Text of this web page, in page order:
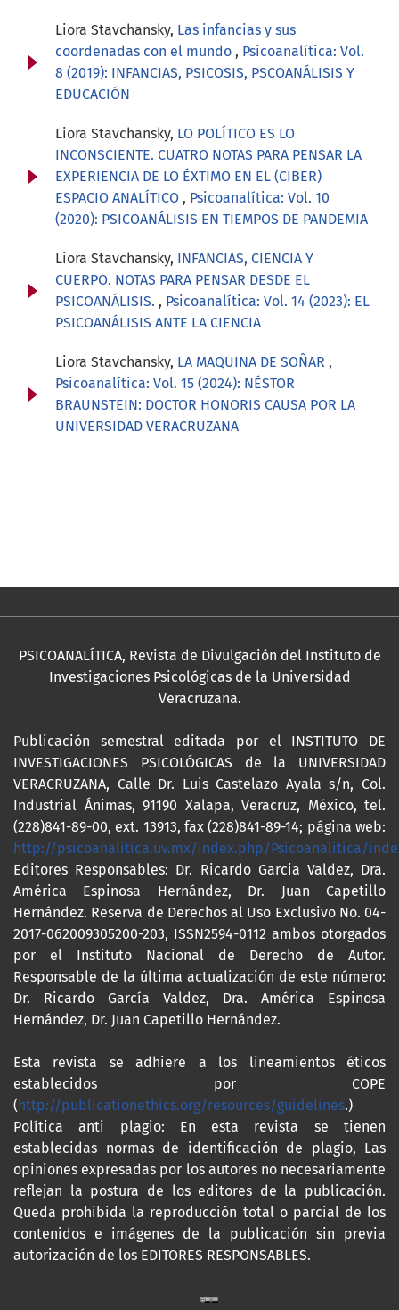
Liora Stavchansky, Las infancias y sus
coordenadas con el mundo , Psicoanalítica: Vol.
8 (2019): INFANCIAS, PSICOSIS, PSCOANÁLISIS Y
EDUCACIÓN
Liora Stavchansky, LO POLÍTICO ES LO
INCONSCIENTE. CUATRO NOTAS PARA PENSAR LA
EXPERIENCIA DE LO ÉXTIMO EN EL (CIBER)
ESPACIO ANALÍTICO , Psicoanalítica: Vol. 10
(2020): PSICOANÁLISIS EN TIEMPOS DE PANDEMIA
Liora Stavchansky, INFANCIAS, CIENCIA Y
CUERPO. NOTAS PARA PENSAR DESDE EL
PSICOANÁLISIS. , Psicoanalítica: Vol. 14 (2023): EL
PSICOANÁLISIS ANTE LA CIENCIA
Liora Stavchansky, LA MAQUINA DE SOÑAR ,
Psicoanalítica: Vol. 15 (2024): NÉSTOR
BRAUNSTEIN: DOCTOR HONORIS CAUSA POR LA
UNIVERSIDAD VERACRUZANA
PSICOANALÍTICA, Revista de Divulgación del Instituto de
Investigaciones Psicológicas de la Universidad
Veracruzana.
Publicación semestral editada por el INSTITUTO DE
INVESTIGACIONES PSICOLÓGICAS de la UNIVERSIDAD
VERACRUZANA, Calle Dr. Luis Castelazo Ayala s/n, Col.
Industrial Ánimas, 91190 Xalapa, Veracruz, México, tel.
(228)841-89-00, ext. 13913, fax (228)841-89-14; página web:
http://psicoanalitica.uv.mx/index.php/Psicoanalitica/
Editores Responsables: Dr. Ricardo Garcia Valdez, Dra.
América Espinosa Hernández, Dr. Juan Capetillo
Hernández. Reserva de Derechos al Uso Exclusivo No. 04-
2017-062009305200-203, ISSN2594-0112 ambos otorgados
por el Instituto Nacional de Derecho de Autor.
Responsable de la última actualización de este número:
Dr. Ricardo García Valdez, Dra. América Espinosa
Hernández, Dr. Juan Capetillo Hernández.
Esta revista se adhiere a los lineamientos éticos
establecidos por COPE
( http://publicationethics.org/resources/guidelines.)
Política anti plagio: En esta revista se tienen
establecidas normas de identificación de plagio, Las
opiniones expresadas por los autores no necesariamente
reflejan la postura de los editores de la publicación.
Queda prohibida la reproducción total o parcial de los
contenidos e imágenes de la publicación sin previa
autorización de los EDITORES RESPONSABLES.